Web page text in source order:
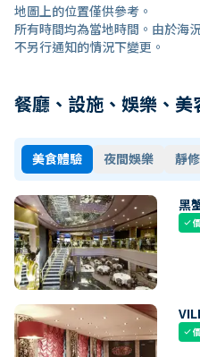
地圖上的位置僅供參考。
所有時間均為當地時間。由於海
不另行通知的情況下變更。
餐廳、設施、娛樂、美
美食體驗 夜間娛樂 靜
黑
check
check